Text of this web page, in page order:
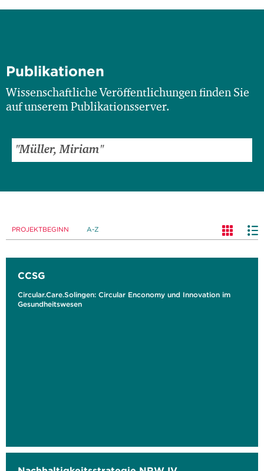
Publikationen
Wissenschaftliche Veröffentlichungen finden Sie
auf unserem Publikationsserver.
PROJEKTBEGINN A-Z
CCSG
Circular.Care.Solingen: Circular Enconomy und Innovation im
Gesundheitswesen